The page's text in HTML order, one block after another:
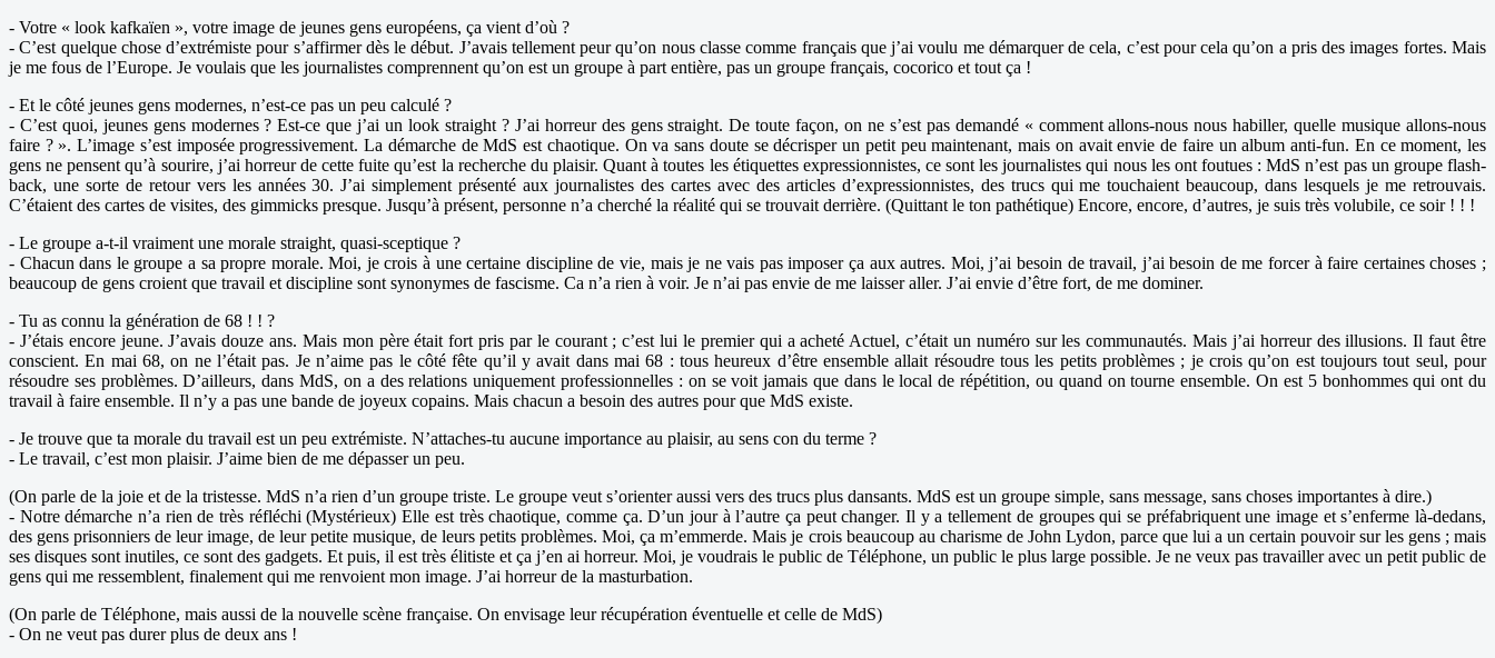
- Votre « look kafkaïen », votre image de jeunes gens européens, ça vient d’où ?
- C’est quelque chose d’extrémiste pour s’affirmer dès le début. J’avais tellement peur qu’on nous classe comme français que j’ai voulu me démarquer de cela, c’est pour cela qu’on a pris des images fortes. Mais
je me fous de l’Europe. Je voulais que les journalistes comprennent qu’on est un groupe à part entière, pas un groupe français, cocorico et tout ça !
- Et le côté jeunes gens modernes, n’est-ce pas un peu calculé ?
- C’est quoi, jeunes gens modernes ? Est-ce que j’ai un look straight ? J’ai horreur des gens straight. De toute façon, on ne s’est pas demandé « comment allons-nous nous habiller, quelle musique allons-nous
faire ? ». L’image s’est imposée progressivement. La démarche de MdS est chaotique. On va sans doute se décrisper un petit peu maintenant, mais on avait envie de faire un album anti-fun. En ce moment, les
gens ne pensent qu’à sourire, j’ai horreur de cette fuite qu’est la recherche du plaisir. Quant à toutes les étiquettes expressionnistes, ce sont les journalistes qui nous les ont foutues : MdS n’est pas un groupe flash-
back, une sorte de retour vers les années 30. J’ai simplement présenté aux journalistes des cartes avec des articles d’expressionnistes, des trucs qui me touchaient beaucoup, dans lesquels je me retrouvais.
C’étaient des cartes de visites, des gimmicks presque. Jusqu’à présent, personne n’a cherché la réalité qui se trouvait derrière. (Quittant le ton pathétique) Encore, encore, d’autres, je suis très volubile, ce soir ! ! !
- Le groupe a-t-il vraiment une morale straight, quasi-sceptique ?
- Chacun dans le groupe a sa propre morale. Moi, je crois à une certaine discipline de vie, mais je ne vais pas imposer ça aux autres. Moi, j’ai besoin de travail, j’ai besoin de me forcer à faire certaines choses ;
beaucoup de gens croient que travail et discipline sont synonymes de fascisme. Ca n’a rien à voir. Je n’ai pas envie de me laisser aller. J’ai envie d’être fort, de me dominer.
- Tu as connu la génération de 68 ! ! ?
- J’étais encore jeune. J’avais douze ans. Mais mon père était fort pris par le courant ; c’est lui le premier qui a acheté Actuel, c’était un numéro sur les communautés. Mais j’ai horreur des illusions. Il faut être
conscient. En mai 68, on ne l’était pas. Je n’aime pas le côté fête qu’il y avait dans mai 68 : tous heureux d’être ensemble allait résoudre tous les petits problèmes ; je crois qu’on est toujours tout seul, pour
résoudre ses problèmes. D’ailleurs, dans MdS, on a des relations uniquement professionnelles : on se voit jamais que dans le local de répétition, ou quand on tourne ensemble. On est 5 bonhommes qui ont du
travail à faire ensemble. Il n’y a pas une bande de joyeux copains. Mais chacun a besoin des autres pour que MdS existe.
- Je trouve que ta morale du travail est un peu extrémiste. N’attaches-tu aucune importance au plaisir, au sens con du terme ?
- Le travail, c’est mon plaisir. J’aime bien de me dépasser un peu.
(On parle de la joie et de la tristesse. MdS n’a rien d’un groupe triste. Le groupe veut s’orienter aussi vers des trucs plus dansants. MdS est un groupe simple, sans message, sans choses importantes à dire.)
- Notre démarche n’a rien de très réfléchi (Mystérieux) Elle est très chaotique, comme ça. D’un jour à l’autre ça peut changer. Il y a tellement de groupes qui se préfabriquent une image et s’enferme là-dedans,
des gens prisonniers de leur image, de leur petite musique, de leurs petits problèmes. Moi, ça m’emmerde. Mais je crois beaucoup au charisme de John Lydon, parce que lui a un certain pouvoir sur les gens ; mais
ses disques sont inutiles, ce sont des gadgets. Et puis, il est très élitiste et ça j’en ai horreur. Moi, je voudrais le public de Téléphone, un public le plus large possible. Je ne veux pas travailler avec un petit public de
gens qui me ressemblent, finalement qui me renvoient mon image. J’ai horreur de la masturbation.
(On parle de Téléphone, mais aussi de la nouvelle scène française. On envisage leur récupération éventuelle et celle de MdS)
- On ne veut pas durer plus de deux ans !